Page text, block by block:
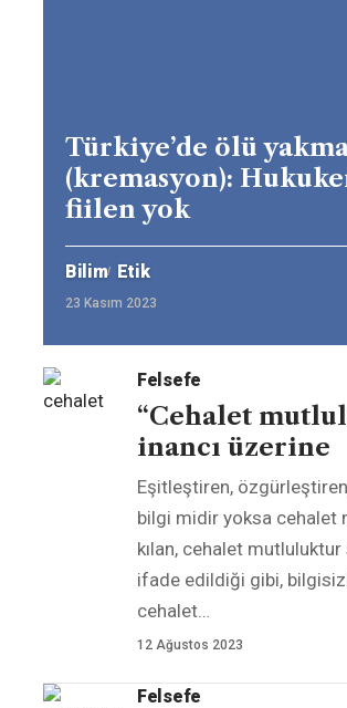
Türkiye’de ölü
(kremasyon):
fiilen yok
Bilim Etik
23 Kasım 2023
Felsefe
“Cehalet
inancı üzerine
Eşitleştiren,
bilgi midir yoksa cehalet
kılan, cehalet
ifade edildiği gibi,
cehalet…
12 Ağustos 2023
Felsefe